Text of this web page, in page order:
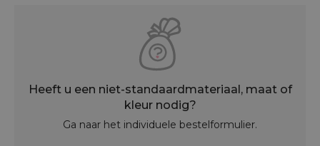
Heeft u een niet-standaardmateriaal, maat of
kleur nodig?
Ga naar het individuele bestelformulier.